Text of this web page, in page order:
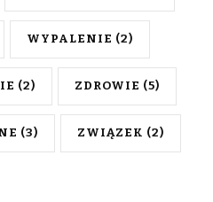
WYPALENIE (2)
(2) ZDROWIE (5)
(3) ZWIĄZEK (2)